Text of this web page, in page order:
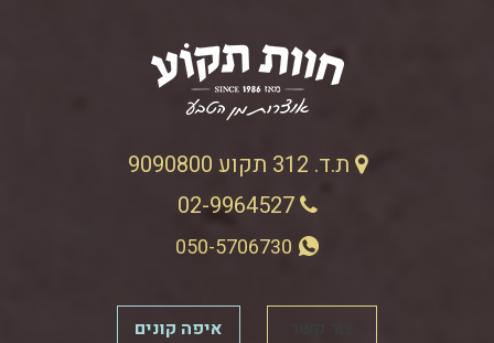
ת.ד. 312 תקוע 9090800
02-9964527
איפה קונים